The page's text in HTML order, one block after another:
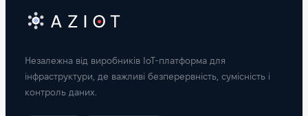
Незалежна від виробників IoT-платформа для
інфраструктури, де важливі безперервність, сумісність і
контроль даних.